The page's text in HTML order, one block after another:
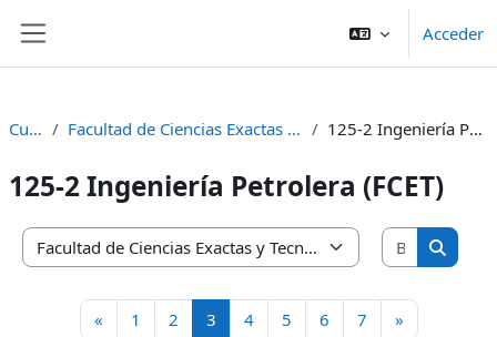
Acceder
Cursos Facultad de Ciencias Exactas y Tecnología (FCET) 125-2 Ingeniería Petrolera (FCET)
125-2 Ingeniería Petrolera (FCET)
Categorías
Buscar
Buscar
«Página anterior
1 Página 1
2Página 2
3Página 3
4Página 4
5Página 5
6Página 6
7Página 7
»Siguiente